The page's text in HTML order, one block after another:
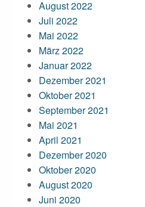
August 2022
Juli 2022
Mai 2022
März 2022
Januar 2022
Dezember 2021
Oktober 2021
September 2021
Mai 2021
April 2021
Dezember 2020
Oktober 2020
August 2020
Juni 2020